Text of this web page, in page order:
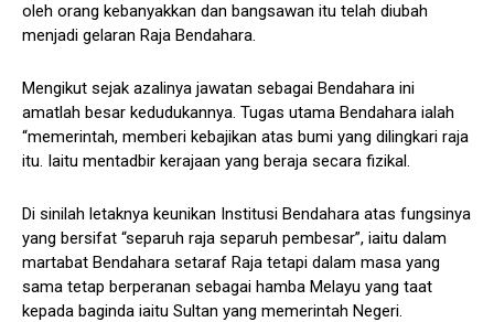
oleh orang kebanyakkan dan bangsawan itu telah diubah
menjadi gelaran Raja Bendahara.
Mengikut sejak azalinya jawatan sebagai Bendahara ini
amatlah besar kedudukannya. Tugas utama Bendahara ialah
“memerintah, memberi kebajikan atas bumi yang dilingkari raja
itu. Iaitu mentadbir kerajaan yang beraja secara fizikal.
Di sinilah letaknya keunikan Institusi Bendahara atas fungsinya
yang bersifat “separuh raja separuh pembesar”, iaitu dalam
martabat Bendahara setaraf Raja tetapi dalam masa yang
sama tetap berperanan sebagai hamba Melayu yang taat
kepada baginda iaitu Sultan yang memerintah Negeri.